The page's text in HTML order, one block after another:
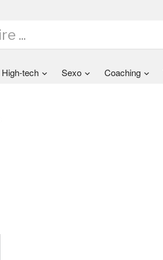
High-tech Sexo Coaching